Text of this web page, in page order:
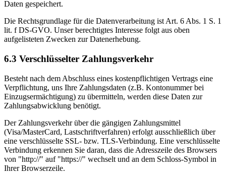
Daten gespeichert.
Die Rechtsgrundlage für die Datenverarbeitung ist Art. 6 Abs. 1 S. 1
lit. f DS-GVO. Unser berechtigtes Interesse folgt aus oben
aufgelisteten Zwecken zur Datenerhebung.
6.3 Verschlüsselter Zahlungsverkehr
Besteht nach dem Abschluss eines kostenpflichtigen Vertrags eine
Verpflichtung, uns Ihre Zahlungsdaten (z.B. Kontonummer bei
Einzugsermächtigung) zu übermitteln, werden diese Daten zur
Zahlungsabwicklung benötigt.
Der Zahlungsverkehr über die gängigen Zahlungsmittel
(Visa/MasterCard, Lastschriftverfahren) erfolgt ausschließlich über
eine verschlüsselte SSL- bzw. TLS-Verbindung. Eine verschlüsselte
Verbindung erkennen Sie daran, dass die Adresszeile des Browsers
von "http://" auf "https://" wechselt und an dem Schloss-Symbol in
Ihrer Browserzeile.